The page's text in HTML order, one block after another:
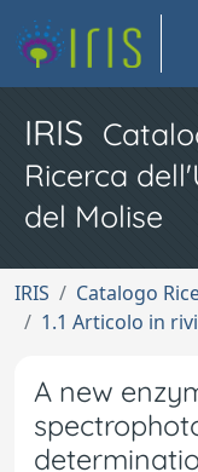
IRIS
Ricerca
del Molise
IRIS Catalogo
1.1 Articolo in
A new